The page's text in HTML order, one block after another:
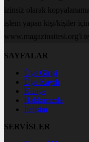
izinsiz olarak
işlem yapan kişi/kişiler
www.magazinsitesi.org'i
SAYFALAR
Üye Girişi
Üye Kaydı
Künye
Hakkımızda
İletişim
SERVİSLER